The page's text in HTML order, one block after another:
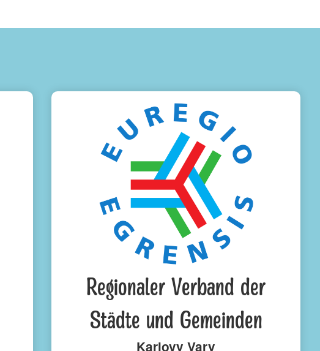
Regionaler Verband der
Städte und Gemeinden
Karlovy Vary